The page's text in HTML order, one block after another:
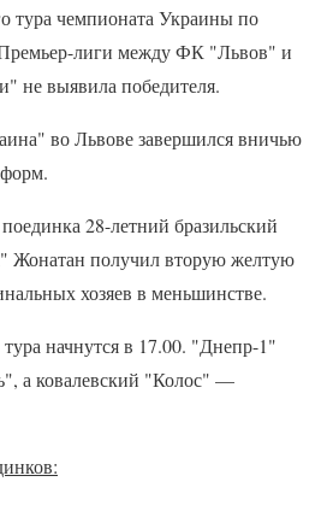
тура чемпионата Украины по
лиги между ФК "Львов" и
не выявила победителя.
во Львове завершился вничью
28-летний бразильский
Жонатан получил вторую желтую
хозяев в меньшинстве.
начнутся в 17.00. "Днепр-1"
а ковалевский "Колос" —